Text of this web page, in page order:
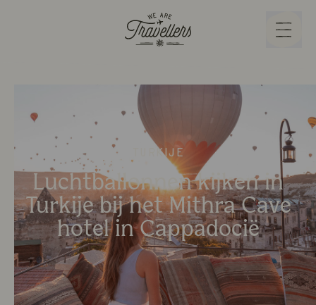
Turkije
Luchtballonnen kijken in
Turkije bij het Mithra Cave
hotel in Cappadocië